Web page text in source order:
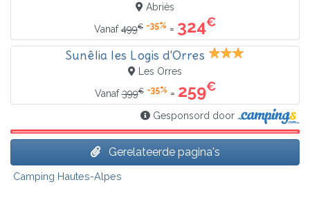
Abriès
Vanaf499€ -35% = 324€
Sunêlia les Logis d'Orres
Les Orres
Vanaf399€ -35% = 259€
Gesponsord door
Gerelateerde pagina's
Camping Hautes-Alpes